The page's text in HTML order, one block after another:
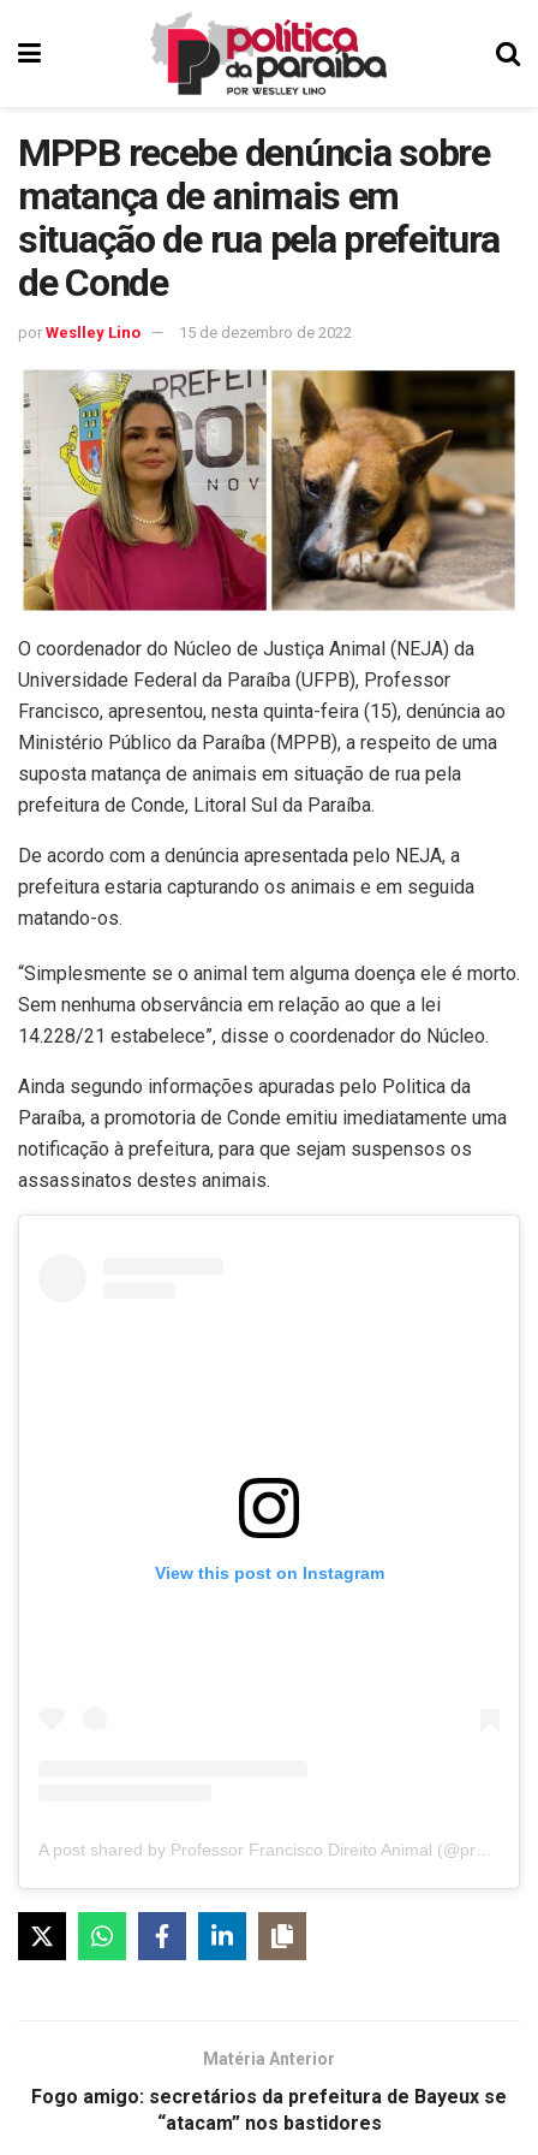
MPPB recebe denúncia sobre
matança de animais em
situação de rua pela prefeitura
de Conde
por Weslley Lino 15 de dezembro de 2022
O coordenador do Núcleo de Justiça Animal (NEJA) da
Universidade Federal da Paraíba (UFPB), Professor
Francisco, apresentou, nesta quinta-feira (15), denúncia ao
Ministério Público da Paraíba (MPPB), a respeito de uma
suposta matança de animais em situação de rua pela
prefeitura de Conde, Litoral Sul da Paraíba.
De acordo com a denúncia apresentada pelo NEJA, a
prefeitura estaria capturando os animais e em seguida
matando-os.
“Simplesmente se o animal tem alguma doença ele é morto.
Sem nenhuma observância em relação ao que a lei
14.228/21 estabelece”, disse o coordenador do Núcleo.
Ainda segundo informações apuradas pelo Politica da
Paraíba, a promotoria de Conde emitiu imediatamente uma
notificação à prefeitura, para que sejam suspensos os
assassinatos destes animais.
View this post on Instagram
A post shared by Professor Francisco Direito Animal (@prof_franciscodireitoanimal)
Matéria Anterior
Fogo amigo: secretários da prefeitura de Bayeux se
“atacam” nos bastidores